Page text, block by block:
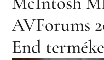
AVForums
End